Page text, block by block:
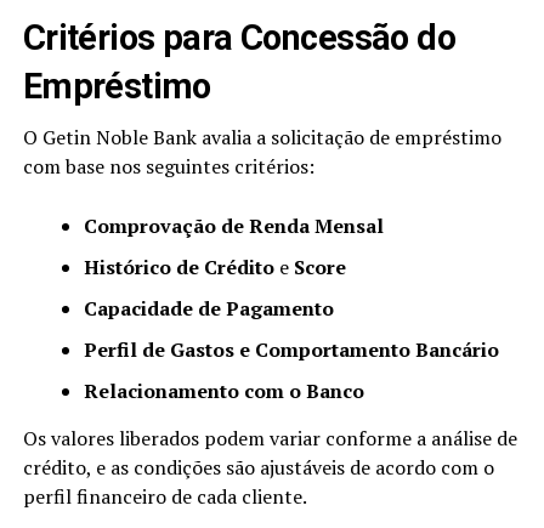
Critérios para Concessão do
Empréstimo
O Getin Noble Bank avalia a solicitação de empréstimo
com base nos seguintes critérios:
Comprovação de Renda Mensal
Histórico de Créditoe Score
Capacidade de Pagamento
Perfil de Gastos e Comportamento Bancário
Relacionamento com o Banco
Os valores liberados podem variar conforme a análise de
crédito, e as condições são ajustáveis de acordo com o
perfil financeiro de cada cliente.